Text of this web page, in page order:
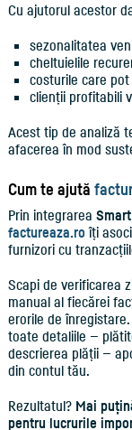
Cu ajutorul acestor
sezonalitatea
cheltuielile
costurile care
clienții profitabili
Acest tip de analiză
afacerea în mod
Cum te ajută
Prin integrarea
factureaza.ro îți
furnizori cu
Scapi de verificarea
manual al fiecărei
erorile de
toate detaliile —
descrierea plății —
din contul tău.
Rezultatul? Mai
pentru lucrurile